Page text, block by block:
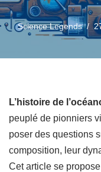
Science Legends
L’histoire de
peuplé de pionniers
poser des questions
composition, leur
Cet article se